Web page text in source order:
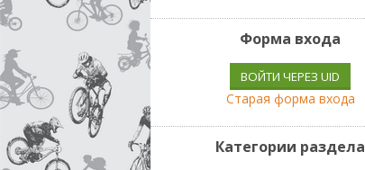
Форма входа
ВОЙТИ ЧЕРЕЗ UID
Старая форма входа
Категории раздела